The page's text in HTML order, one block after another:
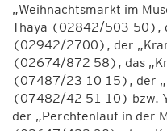
„Weihnachtsmarkt im
Thaya (02842/503-50),
(02942/2700), der
(02674/872 58), das
(07487/23 10 15), der
(07482/42 51 10) bzw.
der „Perchtenlauf in der